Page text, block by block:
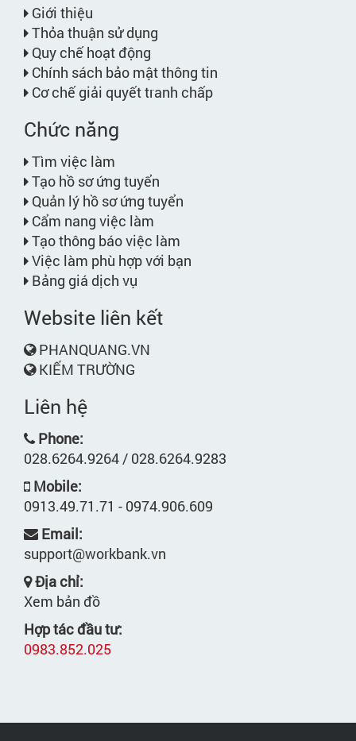
Giới thiệu
Thỏa thuận sử dụng
Quy chế hoạt động
Chính sách bảo mật thông tin
Cơ chế giải quyết tranh chấp
Chức năng
Tìm việc làm
Tạo hồ sơ ứng tuyển
Quản lý hồ sơ ứng tuyển
Cẩm nang việc làm
Tạo thông báo việc làm
Việc làm phù hợp với bạn
Bảng giá dịch vụ
Website liên kết
PHANQUANG.VN
KIẾM TRƯỜNG
Liên hệ
Phone:
028.6264.9264 / 028.6264.9283
Mobile:
0913.49.71.71 - 0974.906.609
Email:
support@workbank.vn
Địa chỉ:
Xem bản đồ
Hợp tác đầu tư:
0983.852.025